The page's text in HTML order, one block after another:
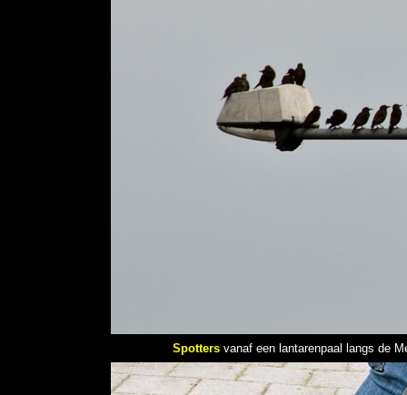
Spottersvanaf een lantarenpaal langs de